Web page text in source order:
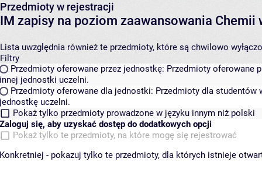
Przedmioty w rejestracji
IM zapisy na poziom zaawansowania
Lista uwzględnia również te przedmioty, które są chwilowo
Filtry
Przedmioty oferowane przez jednostkę: Przedmioty oferowane
innej jednostki uczelni.
Przedmioty oferowane dla jednostki: Przedmioty dla studentów
jednostkę uczelni.
Pokaż tylko przedmioty prowadzone w języku innym niż polski
Zaloguj się, aby uzyskać dostęp do dodatkowych opcji
Pokaż tylko te przedmioty, na które mogę się rejestrować
Konkretniej - pokazuj tylko te przedmioty, dla których istnieje